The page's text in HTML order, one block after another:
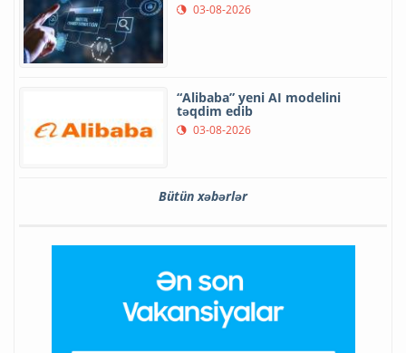
03-08-2026
“Alibaba” yeni AI modelini
təqdim edib
03-08-2026
Bütün xəbərlər